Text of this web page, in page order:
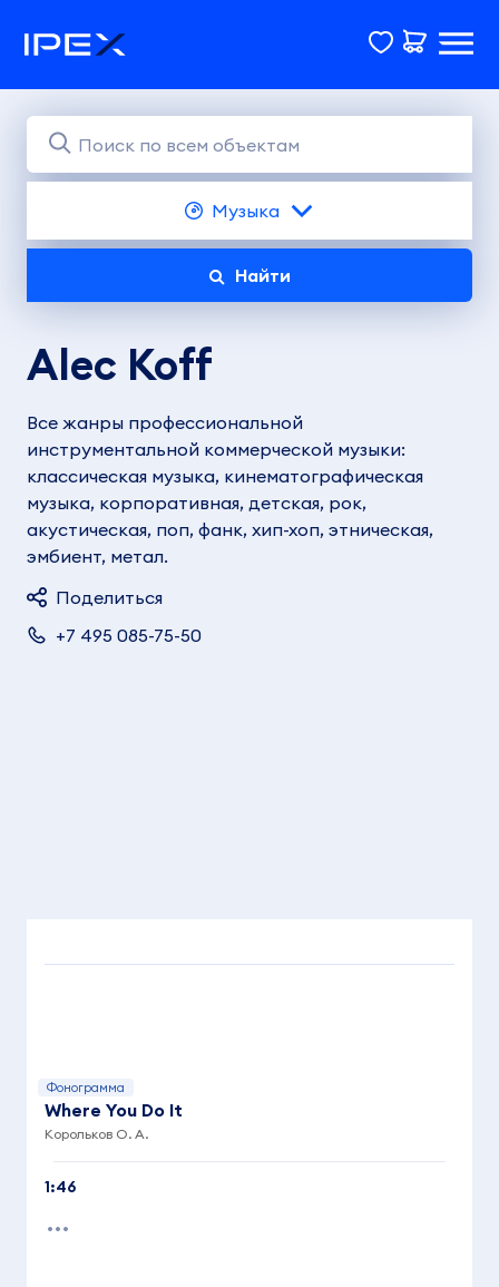
Музыка
Найти
Alec Koff
Все жанры профессиональной
инструментальной коммерческой музыки:
классическая музыка, кинематографическая
музыка, корпоративная, детская, рок,
акустическая, поп, фанк, хип-хоп, этническая,
эмбиент, метал.
Поделиться
+7 495 085-75-50
Фонограмма
Where You Do It
Корольков О. А.
1:46